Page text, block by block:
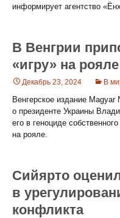
информирует агентство
В Венгрии
«игру» на рояле
Декабрь 23, 2024 В
Венгерское издание Magyar
о президенте Украины
его в геноциде
на рояле.
Сийярто
в
конфликта